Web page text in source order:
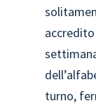
accredito
turno,